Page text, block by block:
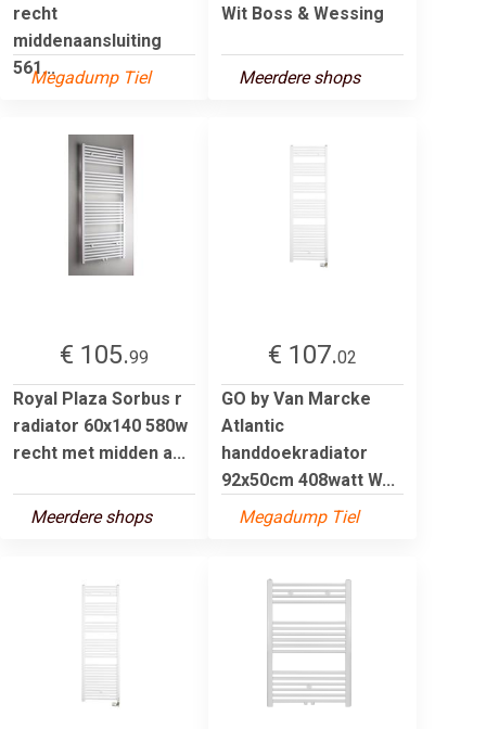
recht
middenaansluiting
561...
Megadump Tiel
Wit Boss & Wessing
Meerdere shops
€ 105.99
Royal Plaza Sorbus r
radiator 60x140 580w
recht met midden a...
Meerdere shops
€ 107.02
GO by Van Marcke
Atlantic
handdoekradiator
92x50cm 408watt W...
Megadump Tiel